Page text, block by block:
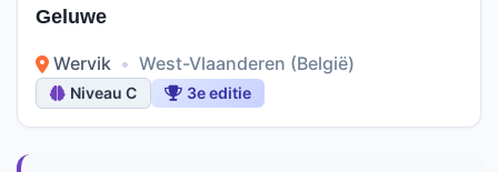
Geluwe
Wervik • West-Vlaanderen (België)
Niveau C 3e editie